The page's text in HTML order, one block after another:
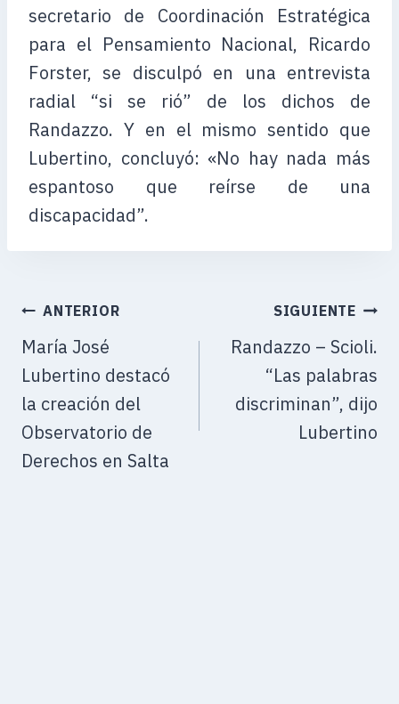
secretario de Coordinación Estratégica
para el Pensamiento Nacional, Ricardo
Forster, se disculpó en una entrevista
radial “si se rió” de los dichos de
Randazzo. Y en el mismo sentido que
Lubertino, concluyó: «No hay nada más
espantoso que reírse de una
discapacidad”.
ANTERIOR
María José
Lubertino destacó
la creación del
Observatorio de
Derechos en Salta
SIGUIENTE
Randazzo – Scioli.
“Las palabras
discriminan”, dijo
Lubertino